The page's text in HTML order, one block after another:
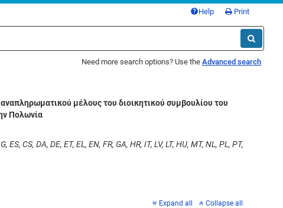
Help Print
Need more search options? Use the Advanced search
μέλους του διοικητικού συμβουλίου του
Πολωνία
ES, CS, DA, DE, ET, EL, EN, FR, GA, HR, IT, LV, LT, HU, MT, NL, PL, PT,
Expand all Collapse all